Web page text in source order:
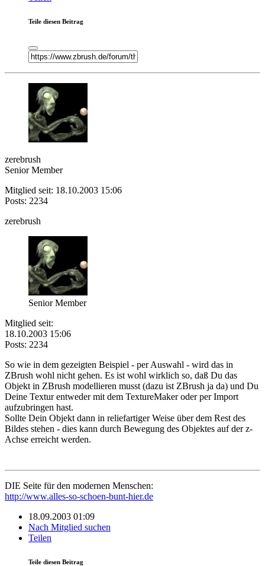
Teile diesen Beitrag
zerebrush
Senior Member
Mitglied seit: 18.10.2003 15:06
Posts: 2234
zerebrush
Senior Member
Mitglied seit:
18.10.2003 15:06
Posts: 2234
So wie in dem gezeigten Beispiel - per Auswahl - wird das in
ZBrush wohl nicht gehen. Es ist wohl wirklich so, daß Du das
Objekt in ZBrush modellieren musst (dazu ist ZBrush ja da) und Du
Deine Textur entweder mit dem TextureMaker oder per Import
aufzubringen hast.
Sollte Dein Objekt dann in reliefartiger Weise über dem Rest des
Bildes stehen - dies kann durch Bewegung des Objektes auf der z-
Achse erreicht werden.
DIE Seite für den modernen Menschen:
http://www.alles-so-schoen-bunt-hier.de
18.09.2003 01:09
Nach Mitglied suchen
Teilen
Teile diesen Beitrag